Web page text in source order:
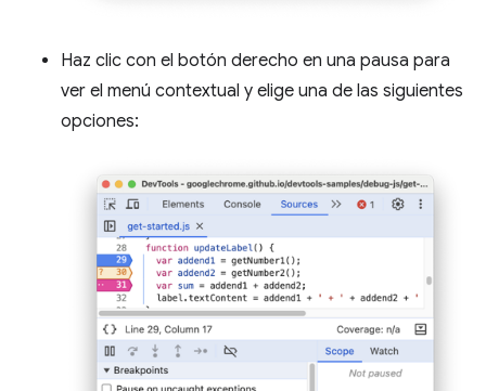
Haz clic con el botón derecho en una pausa para
ver el menú contextual y elige una de las siguientes
opciones: